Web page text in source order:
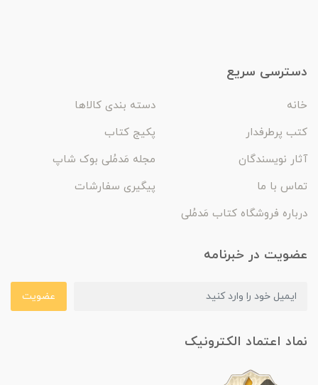
دسترسی سریع
خانه
دسته بندی کالاها
کتب پرطرفدار
پکیج کتاب
آثار نویسندگان
مجله مَدمُلی بوک شاپ
تماس با ما
پیگیری سفارشات
درباره فروشگاه کتاب مَدمُلی
عضویت در خبرنامه
عضویت
نماد اعتماد الکترونیک